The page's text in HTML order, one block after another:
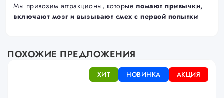
Мы привозим аттракционы, которые ломают привычки,
включают мозг и вызывают смех с первой попытки
ПОХОЖИЕ ПРЕДЛОЖЕНИЯ
АКЦИЯ
НОВИНКА
ХИТ